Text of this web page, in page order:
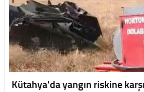
Kütahya'da yangın riskine